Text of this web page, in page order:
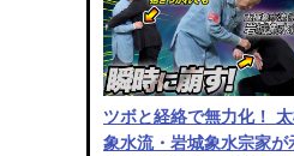
ツボと経絡で無力化！
象水流・岩城象水宗家が